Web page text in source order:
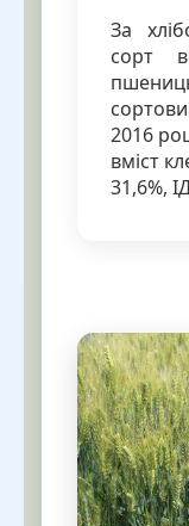
За
сорт
2016
вміст
31,6%,